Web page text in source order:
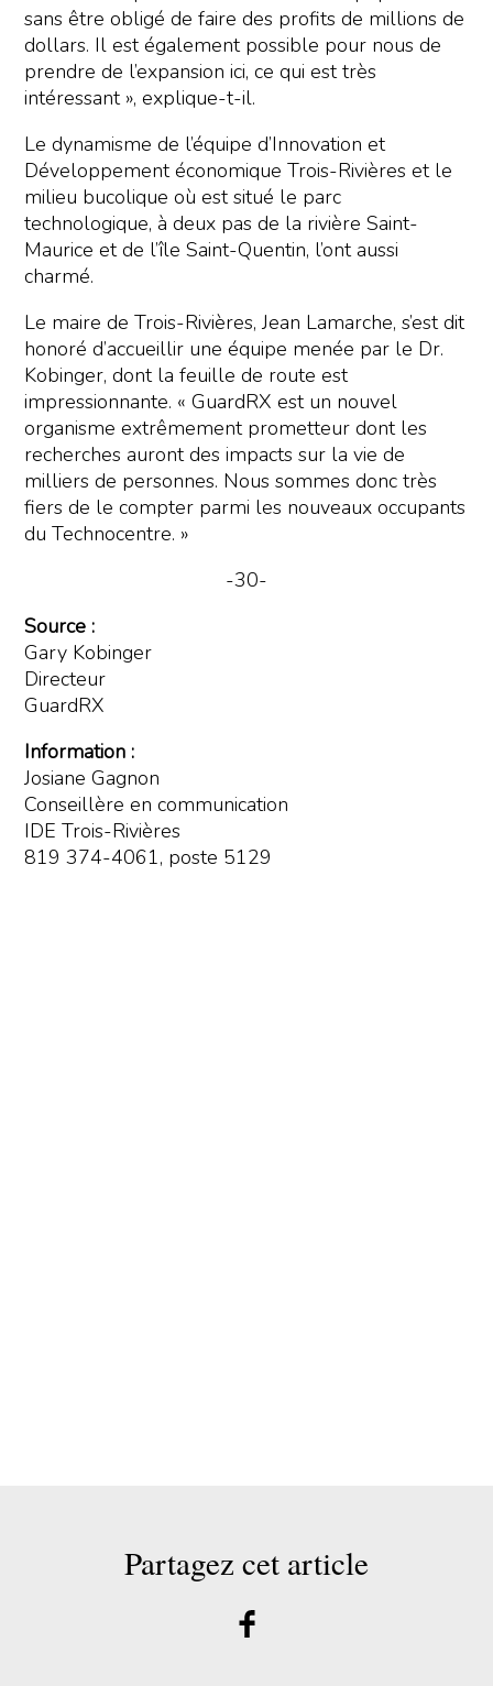
sans être obligé de faire des profits de millions de
dollars. Il est également possible pour nous de
prendre de l’expansion ici, ce qui est très
intéressant », explique-t-il.
Le dynamisme de l’équipe d’Innovation et
Développement économique Trois-Rivières et le
milieu bucolique où est situé le parc
technologique, à deux pas de la rivière Saint-
Maurice et de l’île Saint-Quentin, l’ont aussi
charmé.
Le maire de Trois-Rivières, Jean Lamarche, s’est dit
honoré d’accueillir une équipe menée par le Dr.
Kobinger, dont la feuille de route est
impressionnante. « GuardRX est un nouvel
organisme extrêmement prometteur dont les
recherches auront des impacts sur la vie de
milliers de personnes. Nous sommes donc très
fiers de le compter parmi les nouveaux occupants
du Technocentre. »
-30-
Source :
Gary Kobinger
Directeur
GuardRX
Information :
Josiane Gagnon
Conseillère en communication
IDE Trois-Rivières
819 374-4061, poste 5129
Partagez cet article